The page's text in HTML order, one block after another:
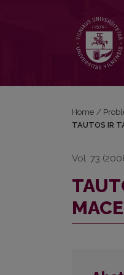
Home /
TAUTOS IR
Vol. 73